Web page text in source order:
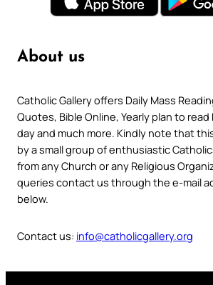
About us
Catholic Gallery offers Daily Mass
Quotes, Bible Online, Yearly plan to
day and much more. Kindly note that
by a small group of enthusiastic
from any Church or any Religious
queries contact us through the e-mail
below.
Contact us: info@catholicgallery.org